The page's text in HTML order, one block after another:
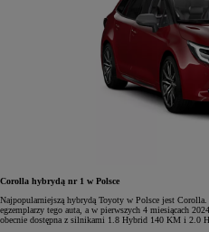
Corolla hybrydą nr 1 w Polsce
Najpopularniejszą hybrydą Toyoty w Polsce jest
egzemplarzy tego auta, a w pierwszych 4 miesiącach
obecnie dostępna z silnikami 1.8 Hybrid 140 KM i 2.0